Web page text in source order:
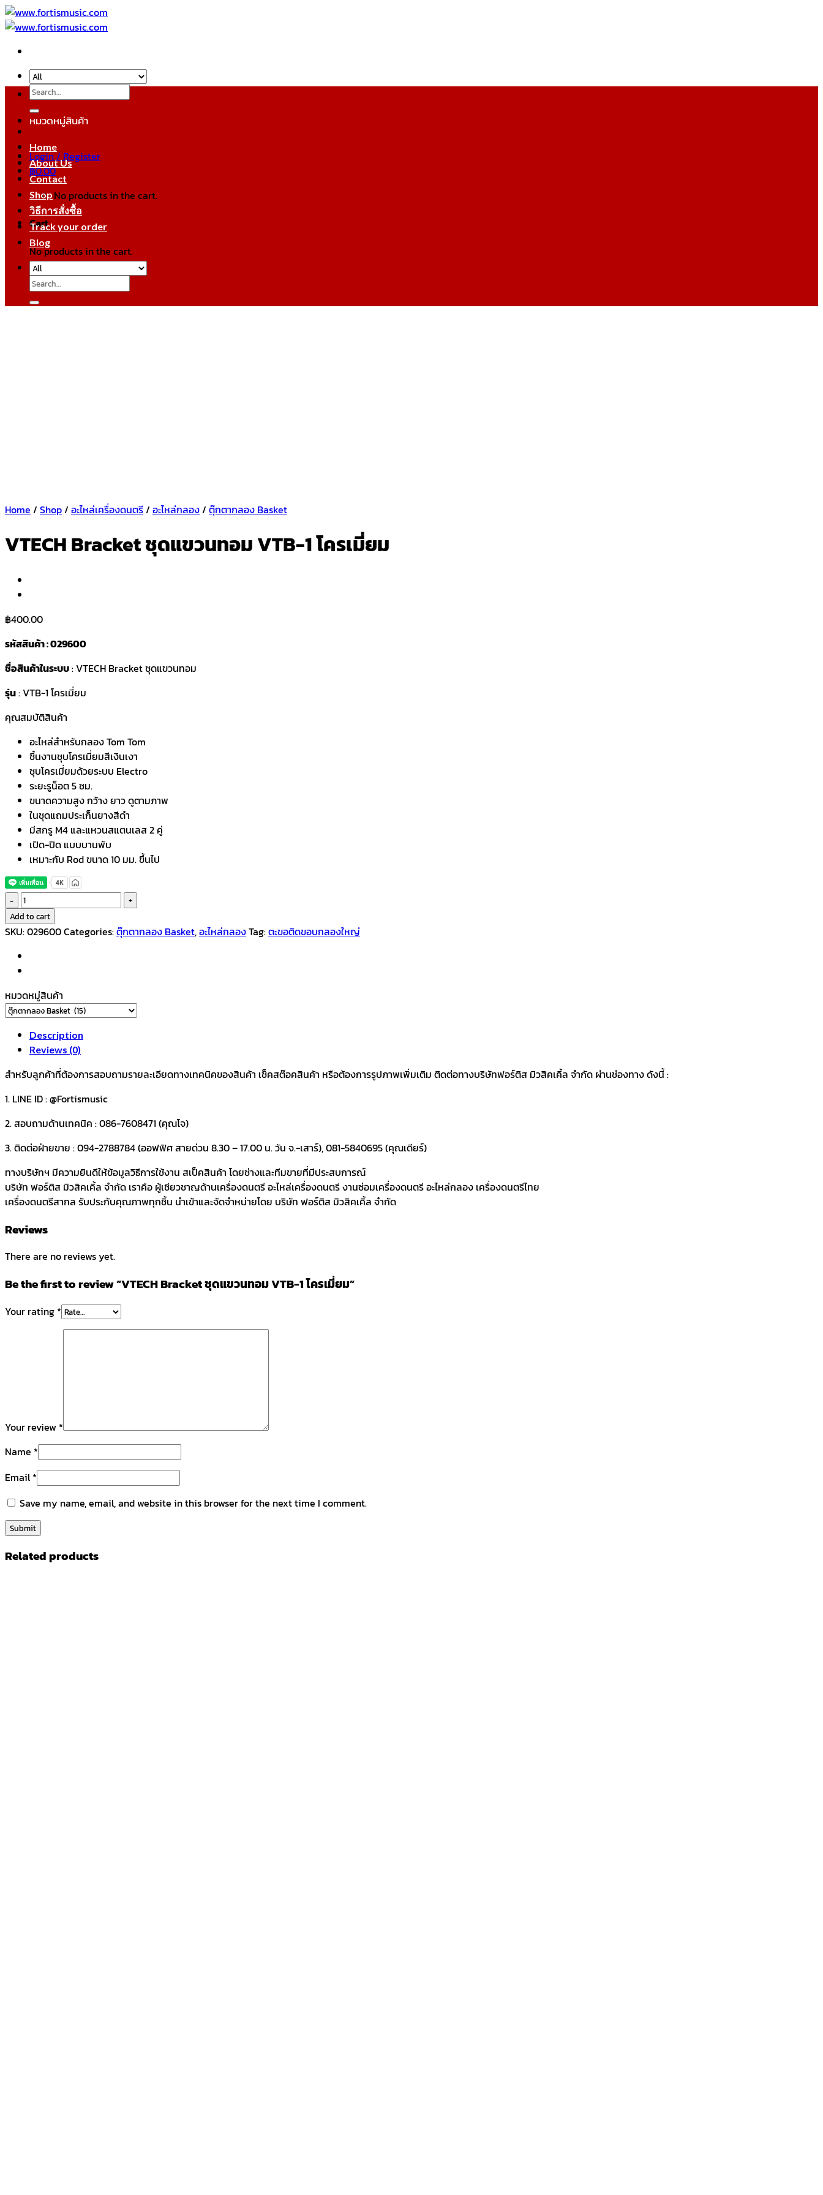
Skip
to
Search
for:
Login / Register
฿0.00
No products in the cart.
Cart
No products in the cart.
หมวดหมู่สินค้า
Home
About Us
Contact
Shop
วิธีการสั่งซื้อ
Track your order
Blog
Search
for:
Home / Shop/ อะไหล่เครื่องดนตรี/ อะไหล่กลอง/ ตุ๊กตากลอง Basket
VTECH Bracket ชุดแขวนทอม VTB-1 โครเมี่ยม
฿400.00
รหัสสินค้า : 029600
ชื่อสินค้าในระบบ: VTECH Bracket ชุดแขวนทอม
รุ่น: VTB-1 โครเมี่ยม
คุณสมบัติสินค้า
อะไหล่สำหรับกลอง Tom Tom
ชิ้นงานชุบโครเมี่ยมสีเงินเงา
ชุบโครเมี่ยมด้วยระบบ Electro
ระยะรูน็อต 5 ซม.
ขนาดความสูง กว้าง ยาว ดูตามภาพ
ในชุดแถมประเก็นยางสีดำ
มีสกรู M4 และแหวนสแตนเลส 2 คู่
เปิด-ปิด แบบบานพับ
เหมาะกับ Rod ขนาด 10 มม. ขึ้นไป
VTECH
Bracket
ชุด
ทอม
VTB-
โค
ร
เมี่
ยม
Add to cart
SKU:029600Categories:ตุ๊กตากลอง Basket,อะไหล่กลองTag:ตะขอติดขอบกลองใหญ่
หมวดหมู่สินค้า
Description
Reviews (0)
สำหรับลูกค้าที่ต้องการสอบถามรายละเอียดทางเทคนิคของสินค้า เช็คสต๊อคสินค้า หรือต้องการรูปภาพเพิ่มเติม ติดต่อทางบริษัทฟอร์ติส มิวสิคเคิ้ล จำกัด ผ่านช่องทาง ดังนี้ :
1. LINE ID : @Fortismusic
2. สอบถามด้านเทคนิค : 086-7608471 (คุณโจ)
3. ติดต่อฝ่ายขาย : 094-2788784 (ออฟฟิศ สายด่วน 8.30 – 17.00 น. วัน จ.-เสาร์), 081-5840695 (คุณเดียร์)
ทางบริษัทฯ มีความยินดีให้ข้อมูลวิธีการใช้งาน สเป็คสินค้า โดยช่างและทีมขายที่มีประสบการณ์
บริษัท ฟอร์ติส มิวสิคเคิ้ล จำกัด เราคือ ผู้เชียวชาญด้านเครื่องดนตรี อะไหล่เครื่องดนตรี งานซ่อมเครื่องดนตรี อะไหล่กลอง เครื่องดนตรีไทย
เครื่องดนตรีสากล รับประกับคุณภาพทุกชิ้น นำเข้าและจัดจำหน่ายโดย บริษัท ฟอร์ติส มิวสิคเคิ้ล จำกัด
Reviews
There are no reviews yet.
Be the first to review “VTECH Bracket ชุดแขวนทอม VTB-1 โครเมี่ยม”
Your rating *
Your review *
Name *
Email*
Save my name, email, and website in this browser for the next time I comment.
Related products